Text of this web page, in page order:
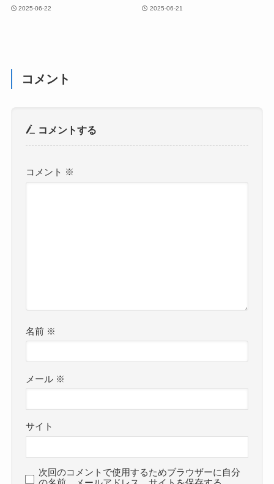
2025-06-22 2025-06-21
コメント
コメントする
コメント ※
名前 ※
メール ※
サイト
次回のコメントで使用するためブラウザーに自分